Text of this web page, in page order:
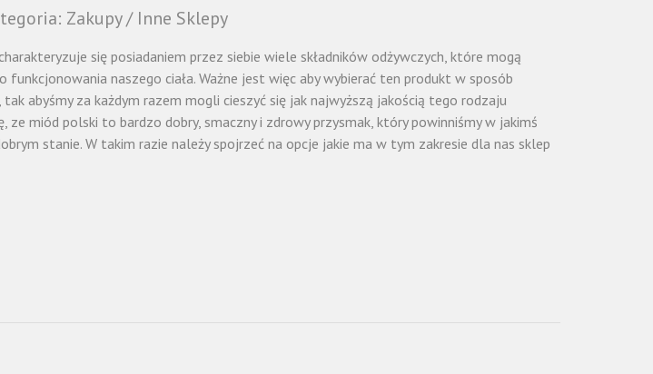
Zakupy / Inne Sklepy
się posiadaniem przez siebie wiele składników odżywczych, które mogą
funkcjonowania naszego ciała. Ważne jest więc aby wybierać ten produkt w sposób
tak abyśmy za każdym razem mogli cieszyć się jak najwyższą jakością tego rodzaju
ze miód polski to bardzo dobry, smaczny i zdrowy przysmak, który powinniśmy w jakimś
stanie. W takim razie należy spojrzeć na opcje jakie ma w tym zakresie dla nas sklep